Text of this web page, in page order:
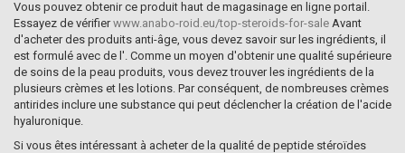
Vous pouvez obtenir ce produit haut de magasinage en ligne portail.
Essayez de vérifierwww.anabo-roid.eu/top-steroids-for-sale Avant
d'acheter des produits anti-âge, vous devez savoir sur les ingrédients, il
est formulé avec de l'. Comme un moyen d'obtenir une qualité supérieure
de soins de la peau produits, vous devez trouver les ingrédients de la
plusieurs crèmes et les lotions. Par conséquent, de nombreuses crèmes
antirides inclure une substance qui peut déclencher la création de l'acide
hyaluronique.
Si vous êtes intéressant à acheter de la qualité de peptide stéroïdes